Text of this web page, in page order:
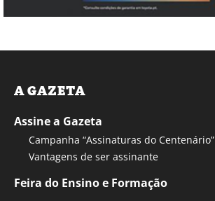
A GAZETA
Assine a Gazeta
Campanha “Assinaturas do Centenário”
Vantagens de ser assinante
Feira do Ensino e Formação